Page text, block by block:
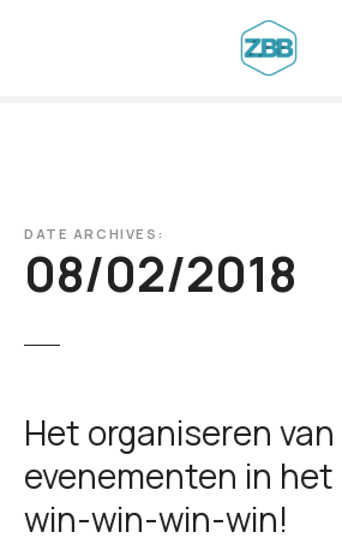
DATE ARCHIVES:
08/02/2018
Het organiseren van
evenementen in het
win-win-win-win!